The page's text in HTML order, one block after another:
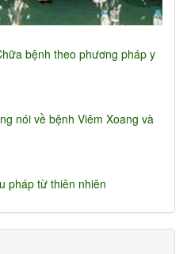
bệnh theo phương pháp y
nói về bệnh Viêm Xoang và
pháp từ thiên nhiên